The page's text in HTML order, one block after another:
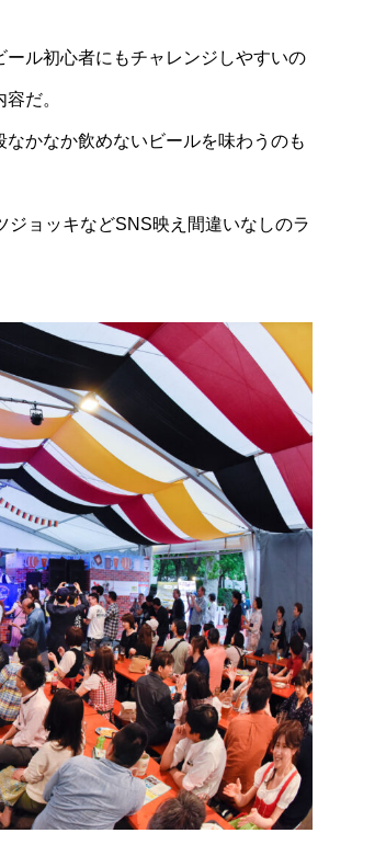
ル初心者にもチャレンジしやすいの
だ。
かなか飲めないビールを味わうのも
ョッキなどSNS映え間違いなしのラ